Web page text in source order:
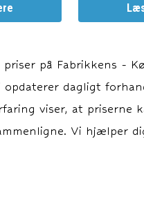
Sand og
Farve:
Lysegrå. Totalhøjde: ca. 64 cm.
Topmadras: ca. 7
priser på Fabrikkens -
opdaterer dagligt
viser, at priserne
Vi hjælper